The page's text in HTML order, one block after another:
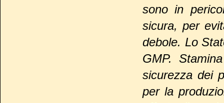
sono in
sicura, per
debole. Lo
GMP.
sicurezza dei
per la